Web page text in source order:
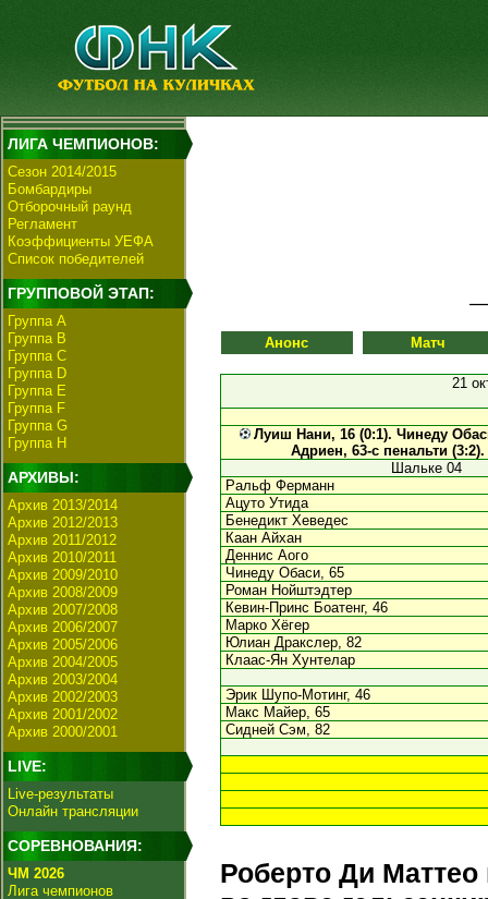
ЛИГА ЧЕМПИОНОВ:
Сезон 2014/2015
Бомбардиры
Отборочный раунд
Регламент
Коэффициенты УЕФА
Список победителей
ГРУППОВОЙ ЭТАП:
Группа А
Группа В
Группа C
Группа D
Группа E
Группа F
Группа G
Группа H
АРХИВЫ:
Архив 2013/2014
Архив 2012/2013
Архив 2011/2012
Архив 2010/2011
Архив 2009/2010
Архив 2008/2009
Архив 2007/2008
Архив 2006/2007
Архив 2005/2006
Архив 2004/2005
Архив 2003/2004
Архив 2002/2003
Архив 2001/2002
Архив 2000/2001
LIVE:
Live-результаты
Онлайн трансляции
СОРЕВНОВАНИЯ:
ЧМ 2026
Лига чемпионов
Анонс Матч
21
Луиш Нани, 16 (0:1).Чинеду
Адриен, 63-с пенальти (3:2).
Шальке 04
Ральф Ферманн
Ацуто Утида
Бенедикт Хеведес
Каан Айхан
Деннис Аого
Чинеду Обаси, 65
Роман Нойштэдтер
Кевин-Принс Боатенг, 46
Марко Хёгер
Юлиан Дракслер, 82
Клаас-Ян Хунтелар
Эрик Шупо-Мотинг, 46
Макс Майер, 65
Сидней Сэм, 82
Роберто Ди